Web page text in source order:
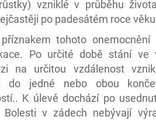
vzniklé v průběhu
po padesátém roce
tohoto onemocnění
Po určité době stání ve
na určitou vzdálenost
do jedné nebo obou
K úlevě dochází po
Bolesti v zádech nebývají